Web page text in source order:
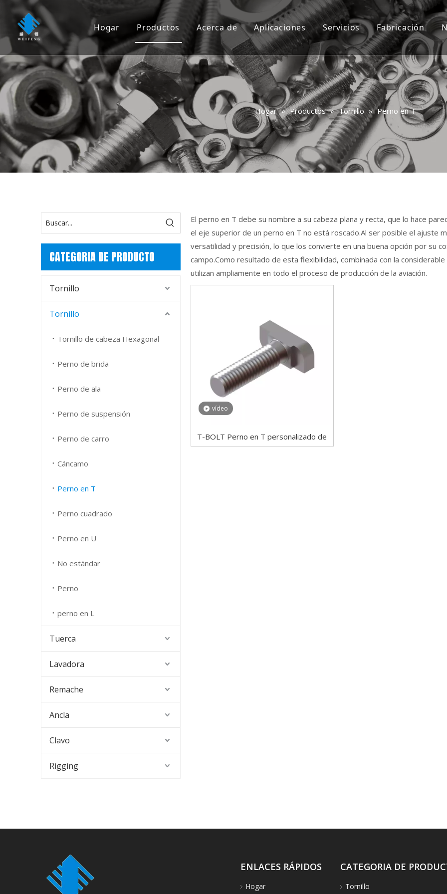
Hogar Productos
Tornillo
Tornillo
Tuerca
Lavadora
Remache
Ancla
Acerca de Aplicaciones Servicios
Costumbre
Consulta
Preguntas más frecuentes
Fabricación
Video
Hogar » Productos » Tornillo » Perno en T
CATEGORIA DE PRODUCTO
Tornillo
Tornillo
Tornillo de cabeza Hexagonal
Perno de brida
Perno de ala
Perno de suspensión
Perno de carro
Cáncamo
Perno en T
Perno cuadrado
Perno en U
No estándar
Perno
perno en L
Tuerca
Lavadora
Remache
Ancla
Clavo
Rigging
El perno en T debe su nombre a su cabeza plana y recta, que lo hace
el eje superior de un perno en T no está roscado.Al ser posible el ajuste
versatilidad y precisión, lo que los convierte en una buena opción por su
campo.Como resultado de esta flexibilidad, combinada con la
utilizan ampliamente en todo el proceso de producción de la aviación.
vídeo
T-BOLT Perno en T personalizado de
ENLACES RÁPIDOS
Hogar
CATEGORIA DE
Tornillo